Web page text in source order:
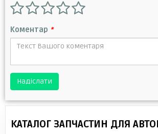
Коментар *
Надіслати
КАТАЛОГ ЗАПЧАСТИН ДЛЯ